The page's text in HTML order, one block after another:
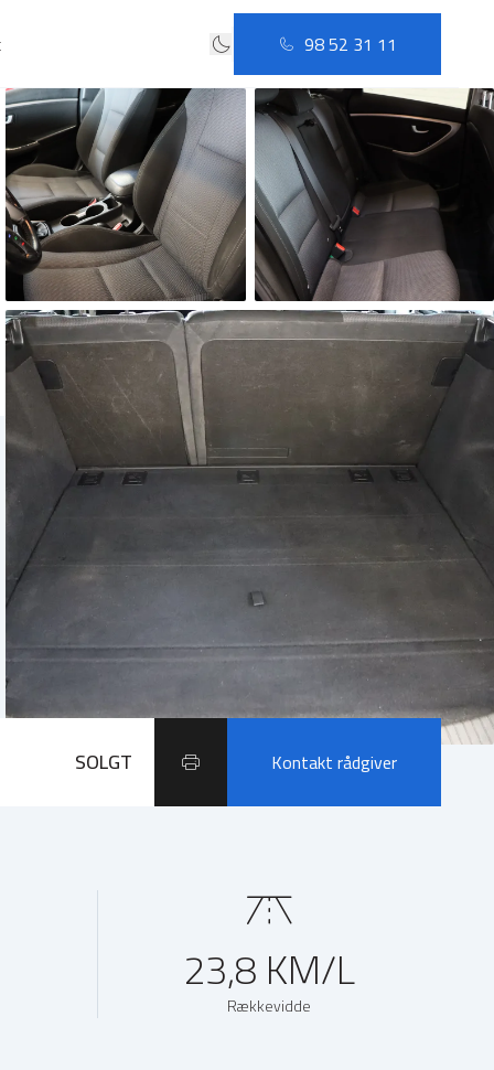
98 52 31 11
SOLGT Kontakt rådgiver
23,8 KM/L
Rækkevidde